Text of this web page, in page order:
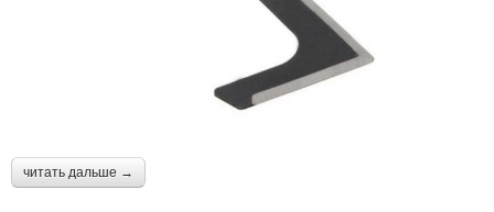
читать дальше →